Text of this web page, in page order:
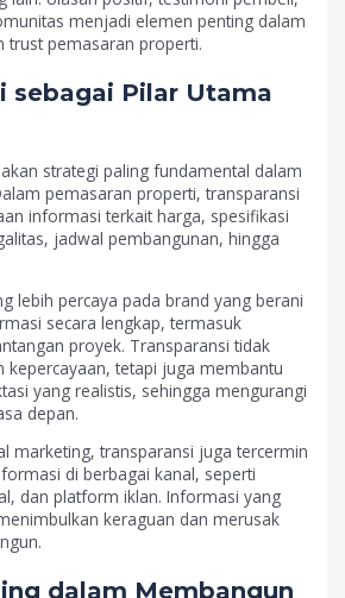
menjadi elemen penting dalam
trust pemasaran properti.
sebagai Pilar Utama
strategi paling fundamental dalam
pemasaran properti, transparansi
informasi terkait harga, spesifikasi
jadwal pembangunan, hingga
lebih percaya pada brand yang berani
secara lengkap, termasuk
proyek. Transparansi tidak
kepercayaan, tetapi juga membantu
yang realistis, sehingga mengurangi
depan.
marketing, transparansi juga tercermin
di berbagai kanal, seperti
dan platform iklan. Informasi yang
keraguan dan merusak
dalam Membangun